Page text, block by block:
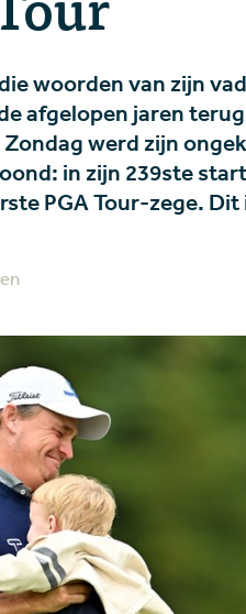
woorden van zijn
afgelopen jaren
werd zijn
in zijn 239ste
PGA Tour-zege.